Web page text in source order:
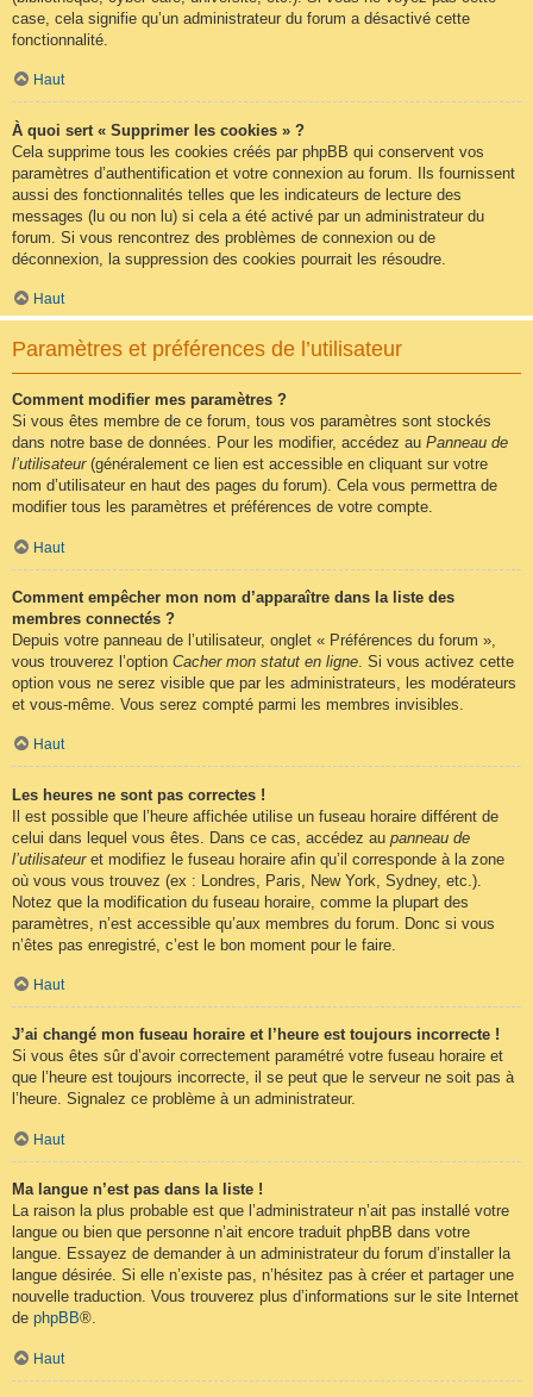
case, cela signifie qu’un administrateur du forum a désactivé cette
fonctionnalité.
Haut
À quoi sert « Supprimer les cookies » ?
Cela supprime tous les cookies créés par phpBB qui conservent vos
paramètres d’authentification et votre connexion au forum. Ils fournissent
aussi des fonctionnalités telles que les indicateurs de lecture des
messages (lu ou non lu) si cela a été activé par un administrateur du
forum. Si vous rencontrez des problèmes de connexion ou de
déconnexion, la suppression des cookies pourrait les résoudre.
Haut
Paramètres et préférences de l’utilisateur
Comment modifier mes paramètres ?
Si vous êtes membre de ce forum, tous vos paramètres sont stockés
dans notre base de données. Pour les modifier, accédez au Panneau de
l’utilisateur(généralement ce lien est accessible en cliquant sur votre
nom d’utilisateur en haut des pages du forum). Cela vous permettra de
modifier tous les paramètres et préférences de votre compte.
Haut
Comment empêcher mon nom d’apparaître dans la liste des
membres connectés ?
Depuis votre panneau de l’utilisateur, onglet « Préférences du forum »,
vous trouverez l’option Cacher mon statut en ligne . Si vous activez cette
option vous ne serez visible que par les administrateurs, les modérateurs
et vous-même. Vous serez compté parmi les membres invisibles.
Haut
Les heures ne sont pas correctes !
Il est possible que l’heure affichée utilise un fuseau horaire différent de
celui dans lequel vous êtes. Dans ce cas, accédez au panneau de
l’utilisateuret modifiez le fuseau horaire afin qu’il corresponde à la zone
où vous vous trouvez (ex : Londres, Paris, New York, Sydney, etc.).
Notez que la modification du fuseau horaire, comme la plupart des
paramètres, n’est accessible qu’aux membres du forum. Donc si vous
n’êtes pas enregistré, c’est le bon moment pour le faire.
Haut
J’ai changé mon fuseau horaire et l’heure est toujours incorrecte !
Si vous êtes sûr d’avoir correctement paramétré votre fuseau horaire et
que l’heure est toujours incorrecte, il se peut que le serveur ne soit pas à
l’heure. Signalez ce problème à un administrateur.
Haut
Ma langue n’est pas dans la liste !
La raison la plus probable est que l’administrateur n’ait pas installé votre
langue ou bien que personne n’ait encore traduit phpBB dans votre
langue. Essayez de demander à un administrateur du forum d’installer la
langue désirée. Si elle n’existe pas, n’hésitez pas à créer et partager une
nouvelle traduction. Vous trouverez plus d’informations sur le site Internet
de phpBB®.
Haut